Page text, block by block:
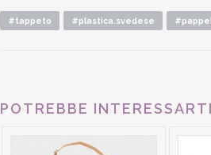
#tappeto #plastica.svedese
POTREBBE